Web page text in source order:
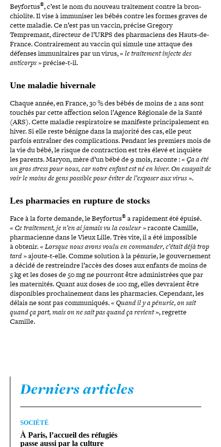
Beyfortus®, c’est le nom du nouveau trai­te­ment contre la bron­
chio­lite. Il vise à immuniser les bébés contre les formes graves de
cette maladie. Ce n’est pas un vaccin, précise Gregory
Tempremant, directeur de l’URPS des phar­ma­ciens des Hauts-​de-​
France. Contrairement au vaccin qui simule une attaque des
défenses immu­ni­taires par un virus, «le trai­te­ment injecte des
anticorps» précise-​t-​il.
Une maladie hivernale
Chaque année, en France, 30 % des bébés de moins de 2 ans sont
touchés par cette affection selon l’Agence Régionale de la Santé
(ARS). Cette maladie res­pi­ra­toire se manifeste prin­ci­pa­le­ment en
hiver. Si elle reste bénigne dans la majorité des cas, elle peut
parfois entraîner des com­pli­ca­tions. Pendant les premiers mois de
la vie du bébé, le risque de contrac­tion est très élevé et inquiète
les parents. Maryon, mère d’un bébé de 9 mois, raconte : «Ça a été
un gros stress pour nous, car notre enfant est né en hiver. On essayait de
voir le moins de gens possible pour éviter de l’exposer aux virus».
Les phar­ma­cies en rupture de stocks
Face à la forte demande, le Beyfortus® a rapi­de­ment été épuisé.
«Ce trai­te­ment, je n’en ai jamais vu la couleur» raconte Camille,
phar­ma­cienne dans le Vieux Lille. Très vite, il a été impos­sible
à obtenir. «Lorsque nous avons voulu en commander, c’était déjà trop
tard» ajoute-​t-​elle. Comme solution à la pénurie, le gou­ver­ne­ment
a décidé de res­treindre l’accès des doses aux enfants de moins de
5 kg et les doses de 50 mg ne pourront être admi­nis­trées que par
les mater­ni­tés. Quant aux doses de 100 mg, elles devraient être
dis­po­nibles pro­chai­ne­ment dans les phar­ma­cies. Cependant, les
délais ne sont pas com­mu­ni­qués. «Quand il y a pénurie, on sait
quand ça part, mais on ne sait pas quand ça revient», regrette
Camille.
Derniers articles
SOCIÉTÉ
À Paris, l’accueil des réfugiés
passe aussi par la culture